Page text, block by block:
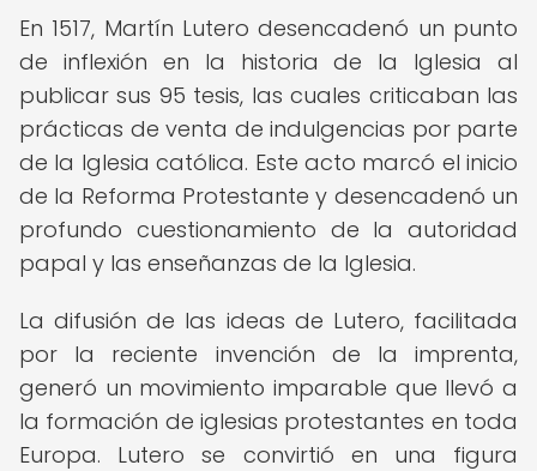
En 1517, Martín Lutero desencadenó un punto
de inflexión en la historia de la Iglesia al
publicar sus 95 tesis, las cuales criticaban las
prácticas de venta de indulgencias por parte
de la Iglesia católica. Este acto marcó el inicio
de la Reforma Protestante y desencadenó un
profundo cuestionamiento de la autoridad
papal y las enseñanzas de la Iglesia.
La difusión de las ideas de Lutero, facilitada
por la reciente invención de la imprenta,
generó un movimiento imparable que llevó a
la formación de iglesias protestantes en toda
Europa. Lutero se convirtió en una figura